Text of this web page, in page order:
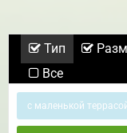
Тип
Все
с маленькой